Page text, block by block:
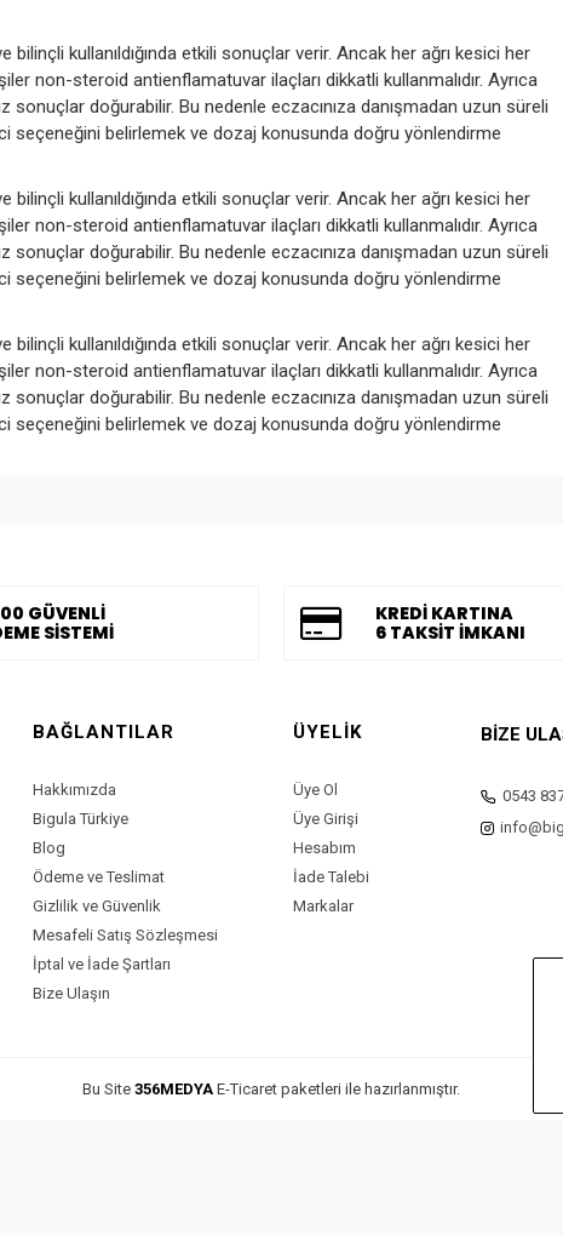
bilinçli kullanıldığında etkili sonuçlar verir. Ancak her ağrı kesici her
non-steroid antienflamatuvar ilaçları dikkatli kullanmalıdır. Ayrıca
doğurabilir. Bu nedenle eczacınıza danışmadan uzun süreli
seçeneğini belirlemek ve dozaj konusunda doğru yönlendirme
bilinçli kullanıldığında etkili sonuçlar verir. Ancak her ağrı kesici her
non-steroid antienflamatuvar ilaçları dikkatli kullanmalıdır. Ayrıca
doğurabilir. Bu nedenle eczacınıza danışmadan uzun süreli
seçeneğini belirlemek ve dozaj konusunda doğru yönlendirme
bilinçli kullanıldığında etkili sonuçlar verir. Ancak her ağrı kesici her
non-steroid antienflamatuvar ilaçları dikkatli kullanmalıdır. Ayrıca
doğurabilir. Bu nedenle eczacınıza danışmadan uzun süreli
seçeneğini belirlemek ve dozaj konusunda doğru yönlendirme
GÜVENLİ
SİSTEMİ
KREDİ KARTINA
6 TAKSİT İMKANI
BAĞLANTILAR
Hakkımızda
Bigula Türkiye
Blog
Ödeme ve Teslimat
Gizlilik ve Güvenlik
Mesafeli Satış Sözleşmesi
İptal ve İade Şartları
Bize Ulaşın
ÜYELİK
Üye Ol
Üye Girişi
Hesabım
İade Talebi
Markalar
BİZE
0543
Bu Site 356MEDYA E-Ticaret paketleri ile hazırlanmıştır.